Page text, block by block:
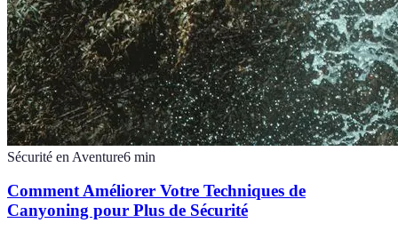
Sécurité en Aventure6 min
Comment Améliorer Votre Techniques de
Canyoning pour Plus de Sécurité